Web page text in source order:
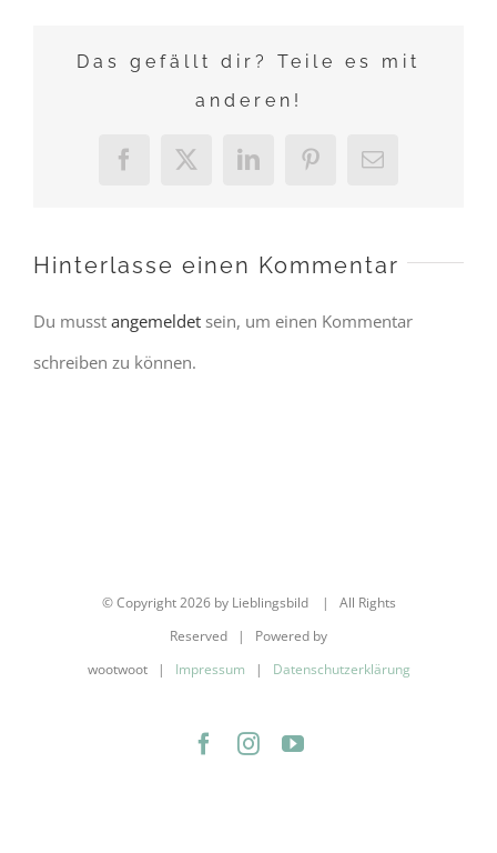
Das gefällt dir? Teile es mit
anderen!
Facebook
X LinkedInPinterest
E-
Hinterlasse einen Kommentar
Du musst angemeldet sein, um einen Kommentar
schreiben zu können.
© Copyright2026 by Lieblingsbild | All Rights
Reserved | Powered by
wootwoot | Impressum | Datenschutzerklärung
Facebook
InstagramYouTube